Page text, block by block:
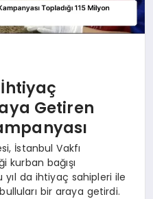
Getiren
İstanbul Vakfı
kurban bağışı
yıl da ihtiyaç sahipleri ile
bir araya getirdi.